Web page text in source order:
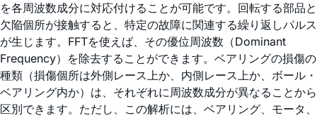
を各周波数成分に対応付けることが可能です。回転する部品と
欠陥個所が接触すると、特定の故障に関連する繰り返しパルス
が生じます。FFTを使えば、その優位周波数（Dominant
Frequency）を除去することができます。ベアリングの損傷の
種類（損傷個所は外側レース上か、内側レース上か、ボール・
ベアリング内か）は、それぞれに周波数成分が異なることから
区別できます。ただし、この解析には、ベアリング、モータ、